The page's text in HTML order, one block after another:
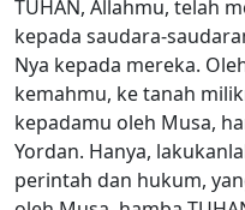
TUHAN, Allahmu, telah
kepada saudara-
Nya kepada mereka.
kemahmu, ke tanah
kepadamu oleh Musa,
Yordan. Hanya,
perintah dan hukum,